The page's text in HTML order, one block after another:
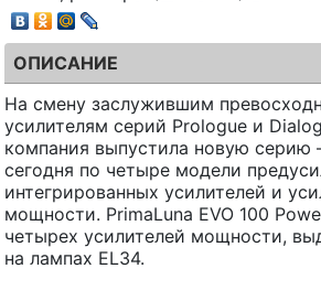
ОПИСАНИЕ
На смену заслужившим
усилителям серий Prologue и
компания выпустила новую серию
сегодня по четыре модели
интегрированных усилителей и
мощности. PrimaLuna EVO 100
четырех усилителей мощности,
на лампах EL34.